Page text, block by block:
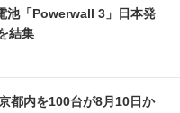
池「Powerwall 3」日本発
結集
都内を100台が8月10日か